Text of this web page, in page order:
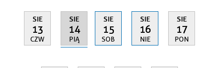
SIE
13
CZW
SIE
14
PIĄ
SIE
15
SOB
SIE
16
NIE
SIE
17
PON